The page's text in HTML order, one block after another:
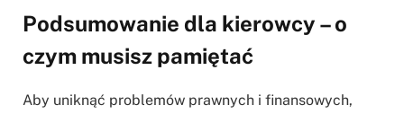
Podsumowanie dla kierowcy – o
czym musisz pamiętać
Aby uniknąć problemów prawnych i finansowych,